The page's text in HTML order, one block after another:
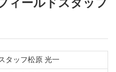
タッフ松原 光一